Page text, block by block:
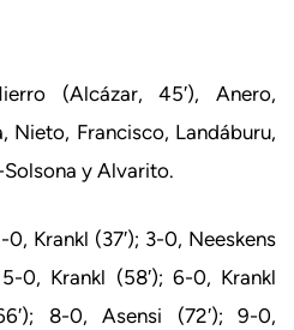
(Alcázar, 45′), Anero,
Nieto, Francisco, Landáburu,
Solsona y Alvarito.
0, Krankl (37′); 3-0, Neeskens
0, Krankl (58′); 6-0, Krankl
8-0, Asensi (72′); 9-0,